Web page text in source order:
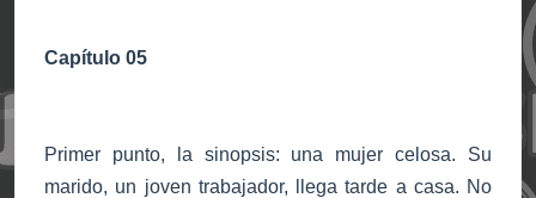
Capítulo 05
Primer punto, la sinopsis: una mujer celosa. Su
marido, un joven trabajador, llega tarde a casa. No